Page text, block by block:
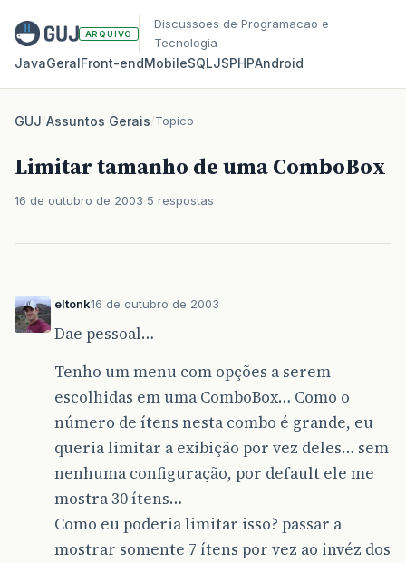
ARQUIVO
Discussoes de Programacao e
Tecnologia
JavaGeralFront‑endMobileSQLJSPHPAndroid
GUJ/Assuntos Gerais/Topico
Limitar tamanho de uma ComboBox
16 de outubro de 2003 5 respostas
eltonk16 de outubro de 2003
Dae pessoal…
Tenho um menu com opções a serem
escolhidas em uma ComboBox… Como o
número de ítens nesta combo é grande, eu
queria limitar a exibição por vez deles… sem
nenhuma configuração, por default ele me
mostra 30 ítens…
Como eu poderia limitar isso? passar a
mostrar somente 7 ítens por vez ao invéz dos